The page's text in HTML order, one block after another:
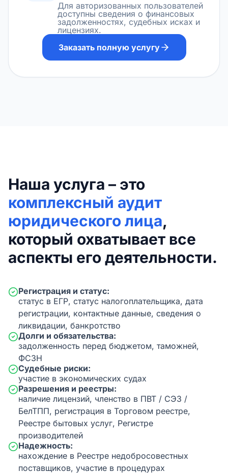
Для авторизованных пользователей
доступны сведения о финансовых
задолженностях, судебных исках и
лицензиях.
Заказать полную услугу
Наша услуга – это
комплексный аудит
юридического лица,
который охватывает все
аспекты его деятельности.
Регистрация и статус:
статус в ЕГР, статус налогоплательщика, дата
регистрации, контактные данные, сведения о
ликвидации, банкротство
Долги и обязательства:
задолженность перед бюджетом, таможней,
ФСЗН
Судебные риски:
участие в экономических судах
Разрешения и реестры:
наличие лицензий, членство в ПВТ / СЭЗ /
БелТПП, регистрация в Торговом реестре,
Реестре бытовых услуг, Регистре
производителей
Надежность:
нахождение в Реестре недобросовестных
поставщиков, участие в процедурах